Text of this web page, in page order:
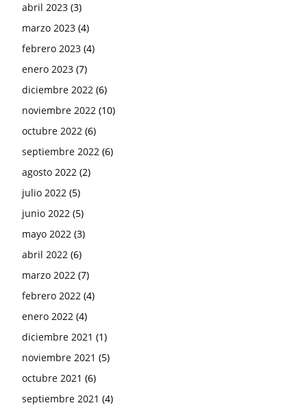
abril 2023 (3)
marzo 2023 (4)
febrero 2023 (4)
enero 2023 (7)
diciembre 2022 (6)
noviembre 2022 (10)
octubre 2022 (6)
septiembre 2022 (6)
agosto 2022 (2)
julio 2022 (5)
junio 2022 (5)
mayo 2022 (3)
abril 2022 (6)
marzo 2022 (7)
febrero 2022 (4)
enero 2022 (4)
diciembre 2021 (1)
noviembre 2021 (5)
octubre 2021 (6)
septiembre 2021 (4)